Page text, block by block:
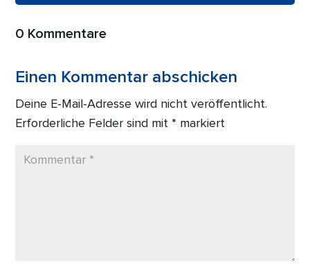
0 Kommentare
Einen Kommentar abschicken
Deine E-Mail-Adresse wird nicht veröffentlicht.
Erforderliche Felder sind mit* markiert